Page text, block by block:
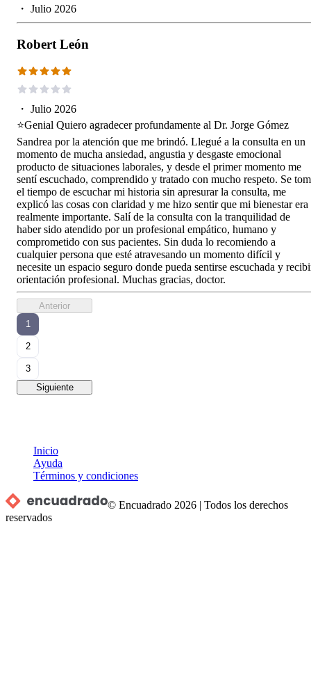
・ Julio 2026
Robert León
・ Julio 2026
⭐️Genial Quiero agradecer profundamente al Dr. Jorge Gómez
Sandrea por la atención que me brindó. Llegué a la consulta en un
momento de mucha ansiedad, angustia y desgaste emocional
producto de situaciones laborales, y desde el primer momento me
sentí escuchado, comprendido y tratado con mucho respeto. Se
el tiempo de escuchar mi historia sin apresurar la consulta, me
explicó las cosas con claridad y me hizo sentir que mi bienestar era
realmente importante. Salí de la consulta con la tranquilidad de
haber sido atendido por un profesional empático, humano y
comprometido con sus pacientes. Sin duda lo recomiendo a
cualquier persona que esté atravesando un momento difícil y
necesite un espacio seguro donde pueda sentirse escuchada y
orientación profesional. Muchas gracias, doctor.
Anterior
1
2
3
Siguiente
Inicio
Ayuda
Términos y condiciones
© Encuadrado 2026 |Todos los derechos
reservados